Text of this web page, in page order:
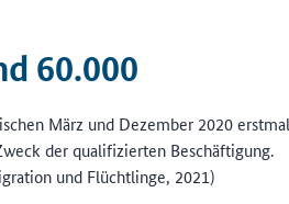
60.000
März und Dezember 2020
der qualifizierten Beschäftigung.
und Flüchtlinge, 2021)